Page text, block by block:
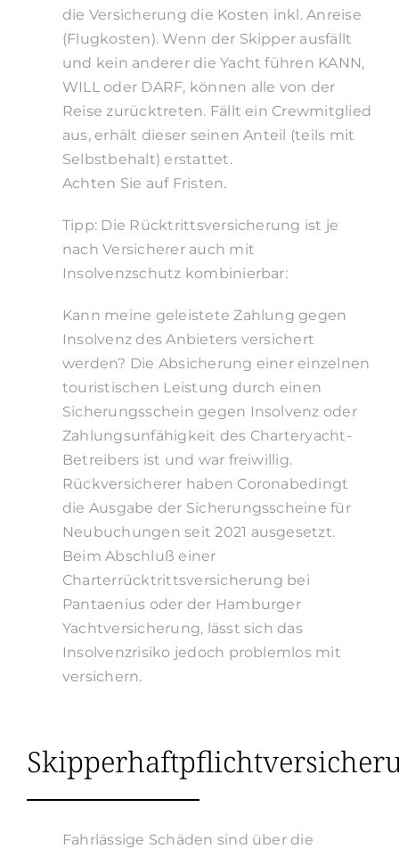
die Versicherung die Kosten inkl. Anreise
(Flugkosten). Wenn der Skipper ausfällt
und kein anderer die Yacht führen KANN,
WILL oder DARF, können alle von der
Reise zurücktreten. Fällt ein Crewmitglied
aus, erhält dieser seinen Anteil (teils mit
Selbstbehalt) erstattet.
Achten Sie auf Fristen.
Tipp: Die Rücktrittsversicherung ist je
nach Versicherer auch mit
Insolvenzschutz kombinierbar:
Kann meine geleistete Zahlung gegen
Insolvenz des Anbieters versichert
werden? Die Absicherung einer einzelnen
touristischen Leistung durch einen
Sicherungsschein gegen Insolvenz oder
Zahlungsunfähigkeit des Charteryacht-
Betreibers ist und war freiwillig.
Rückversicherer haben Coronabedingt
die Ausgabe der Sicherungsscheine für
Neubuchungen seit 2021 ausgesetzt.
Beim Abschluß einer
Charterrücktrittsversicherung bei
Pantaenius oder der Hamburger
Yachtversicherung, lässt sich das
Insolvenzrisiko jedoch problemlos mit
versichern.
Fahrlässige Schäden sind über die